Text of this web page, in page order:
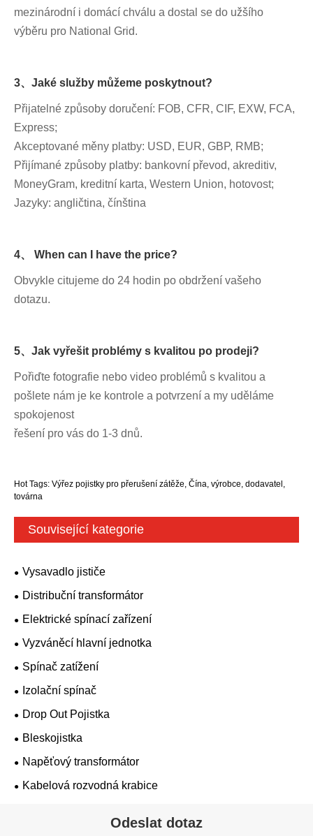
mezinárodní i domácí chválu a dostal se do užšího
výběru pro National Grid.
3、Jaké služby můžeme poskytnout?
Přijatelné způsoby doručení: FOB, CFR, CIF, EXW, FCA,
Express;
Akceptované měny platby: USD, EUR, GBP, RMB;
Přijímané způsoby platby: bankovní převod, akreditiv,
MoneyGram, kreditní karta, Western Union, hotovost;
Jazyky: angličtina, čínština
4、 When can I have the price?
Obvykle citujeme do 24 hodin po obdržení vašeho
dotazu.
5、Jak vyřešit problémy s kvalitou po prodeji?
Pořiďte fotografie nebo video problémů s kvalitou a
pošlete nám je ke kontrole a potvrzení a my uděláme
spokojenost
řešení pro vás do 1-3 dnů.
Hot Tags: Výřez pojistky pro přerušení zátěže, Čína, výrobce, dodavatel,
továrna
Související kategorie
Vysavadlo jističe
Distribuční transformátor
Elektrické spínací zařízení
Vyzváněcí hlavní jednotka
Spínač zatížení
Izolační spínač
Drop Out Pojistka
Bleskojistka
Napěťový transformátor
Kabelová rozvodná krabice
Odeslat dotaz